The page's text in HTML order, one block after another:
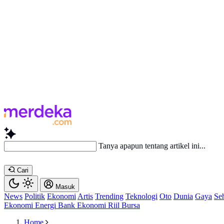
Baca lebi
Cari
Masuk
News Politik Ekonomi Artis Trending Teknologi Oto Dunia Gaya
Ekonomi Energi Bank Ekonomi Riil Bursa
Home